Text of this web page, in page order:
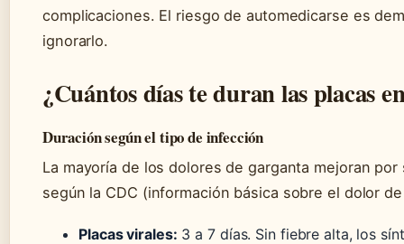
complicaciones. El riesgo de automedicarse es
ignorarlo.
¿Cuántos días te duran las placas
Duración según el tipo de infección
La mayoría de los dolores de garganta mejoran
según la CDC (información básica sobre el dolor
Placas virales: 3 a 7 días. Sin fiebre alta, los